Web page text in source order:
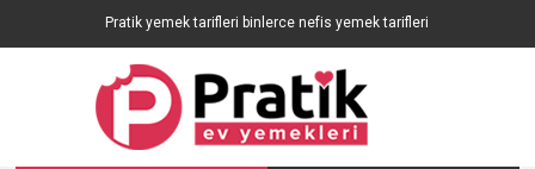
Pratik yemek tarifleri binlerce nefis yemek tarifleri